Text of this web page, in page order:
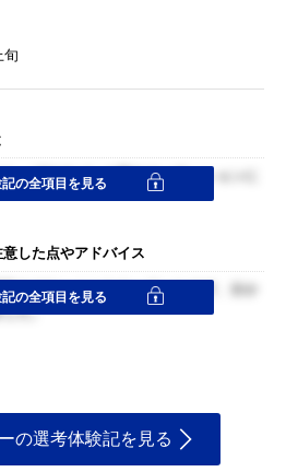
旬
、プロのバレエ団のオーディションに
の全項目を見る
した点やアドバイス
みのないことをやっていたので、分か
した。
の全項目を見る
の選考体験記を見る